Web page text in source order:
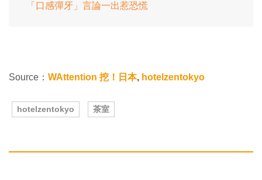
「口感彈牙」言論一出惹恐慌
Source： WAttention 挖！日本, hotelzentokyo
hotelzentokyo 茶室